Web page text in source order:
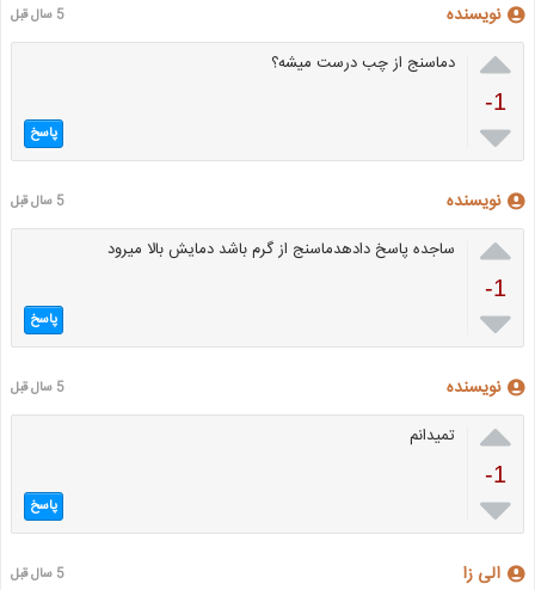
نویسنده 5 سال قبل

-1

دماسنج از چب درست میشه؟
پاسخ
نویسنده 5 سال قبل

-1

ساجده پاسخ دادهدماسنج از گرم باشد دمایش بالا میرود
پاسخ
نویسنده 5 سال قبل

-1

تمیدانم
پاسخ
الی زا 5 سال قبل